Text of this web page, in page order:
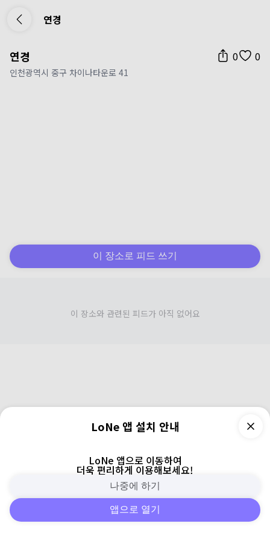
연경
연경 0 0
인천광역시 중구 차이나타운로 41
이 장소로 피드 쓰기
이 장소와 관련된 피드가 아직 없어요
피드 주변 검색 로그인
LoNe 앱 설치 안내
LoNe 앱으로 이동하여
더욱 편리하게 이용해보세요!
나중에 하기
앱으로 열기